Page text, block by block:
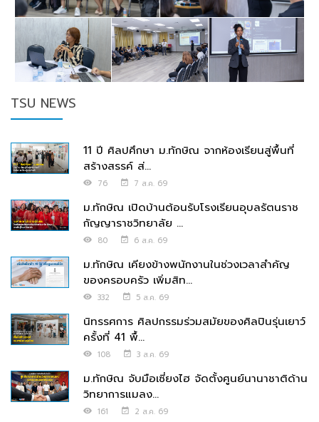
TSU NEWS
11 ปี ศิลปศึกษา ม.ทักษิณ จากห้องเรียนสู่พื้นที่
สร้างสรรค์ ส่...
76 7 ส.ค. 69
ม.ทักษิณ เปิดบ้านต้อนรับโรงเรียนอุบลรัตนราช
กัญญาราชวิทยาลัย ...
80 6 ส.ค. 69
ม.ทักษิณ เคียงข้างพนักงานในช่วงเวลาสำคัญ
ของครอบครัว เพิ่มสิท...
332 5 ส.ค. 69
นิทรรศการ ศิลปกรรมร่วมสมัยของศิลปินรุ่นเยาว์
ครั้งที่ 41 พื้...
108 3 ส.ค. 69
ม.ทักษิณ จับมือเซี่ยงไฮ จัดตั้งศูนย์นานาชาติด้าน
วิทยาการแมลง...
161 2 ส.ค. 69